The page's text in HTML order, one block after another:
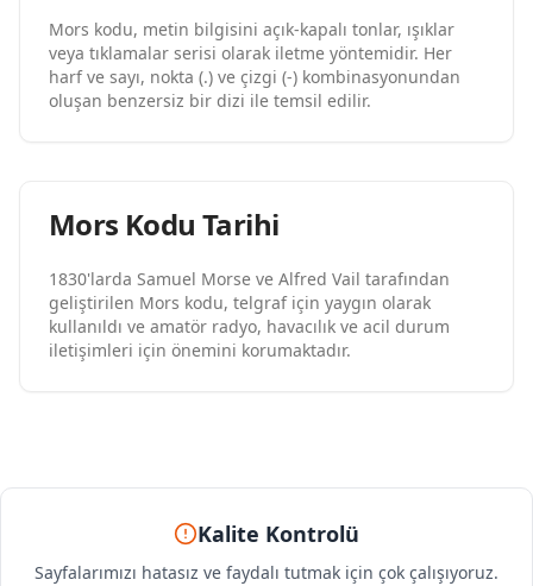
Mors kodu, metin bilgisini açık-kapalı tonlar, ışıklar
veya tıklamalar serisi olarak iletme yöntemidir. Her
harf ve sayı, nokta (.) ve çizgi (-) kombinasyonundan
oluşan benzersiz bir dizi ile temsil edilir.
Mors Kodu Tarihi
1830'larda Samuel Morse ve Alfred Vail tarafından
geliştirilen Mors kodu, telgraf için yaygın olarak
kullanıldı ve amatör radyo, havacılık ve acil durum
iletişimleri için önemini korumaktadır.
Kalite Kontrolü
Sayfalarımızı hatasız ve faydalı tutmak için çok çalışıyoruz.